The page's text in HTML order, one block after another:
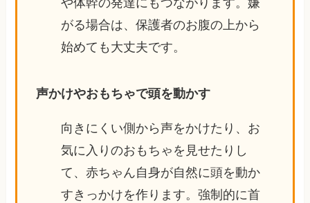
がる場合は、保護者のお腹の上から
始めても大丈夫です。
声かけやおもちゃで頭を動かす
向きにくい側から声をかけたり、お
気に入りのおもちゃを見せたりし
て、赤ちゃん自身が自然に頭を動か
すきっかけを作ります。強制的に首